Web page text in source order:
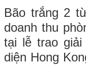
Bão trắng 2
doanh thu
tại lễ trao
diện Hong